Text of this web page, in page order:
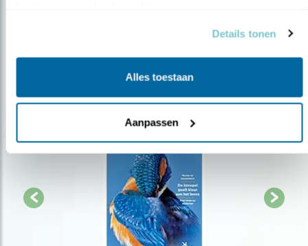
Details tonen
Alles toestaan
Aanpassen